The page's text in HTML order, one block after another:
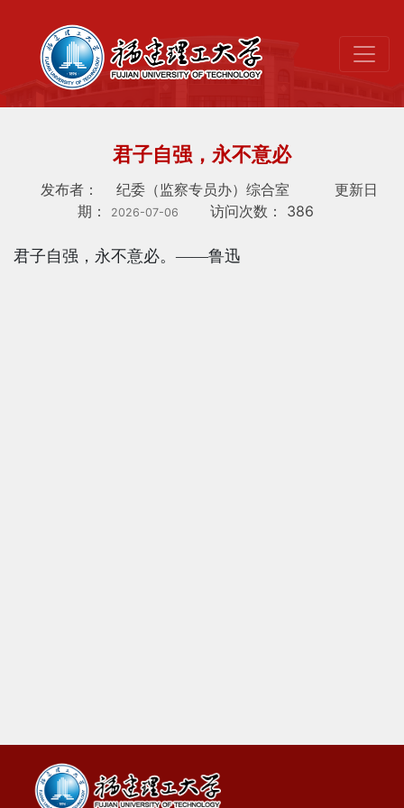
君子自强，永不意必
发布者： 纪委（监察专员办）综合室
更新日
期：
2026-07-06 访问次数： 386
君子自强，永不意必。——鲁迅